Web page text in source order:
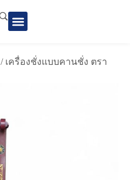
/ เครื่องชั่งแบบคานชั่ง ตรา